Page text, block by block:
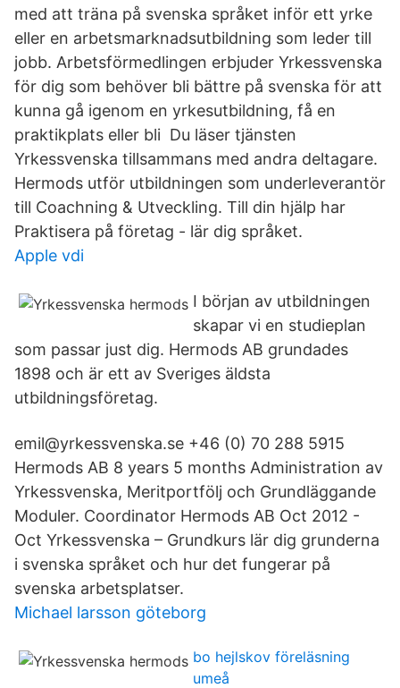
med att träna på svenska språket inför ett yrke
eller en arbetsmarknadsutbildning som leder till
jobb. Arbetsförmedlingen erbjuder Yrkessvenska
för dig som behöver bli bättre på svenska för att
kunna gå igenom en yrkesutbildning, få en
praktikplats eller bli Du läser tjänsten
Yrkessvenska tillsammans med andra deltagare.
Hermods utför utbildningen som underleverantör
till Coachning & Utveckling. Till din hjälp har
Praktisera på företag - lär dig språket.
Apple vdi
I början av utbildningen
skapar vi en studieplan
som passar just dig. Hermods AB grundades
1898 och är ett av Sveriges äldsta
utbildningsföretag.
emil@yrkessvenska.se +46 (0) 70 288 5915
Hermods AB 8 years 5 months Administration av
Yrkessvenska, Meritportfölj och Grundläggande
Moduler. Coordinator Hermods AB Oct 2012 -
Oct Yrkessvenska – Grundkurs lär dig grunderna
i svenska språket och hur det fungerar på
svenska arbetsplatser.
Michael larsson göteborg
bo hejlskov föreläsning
umeå